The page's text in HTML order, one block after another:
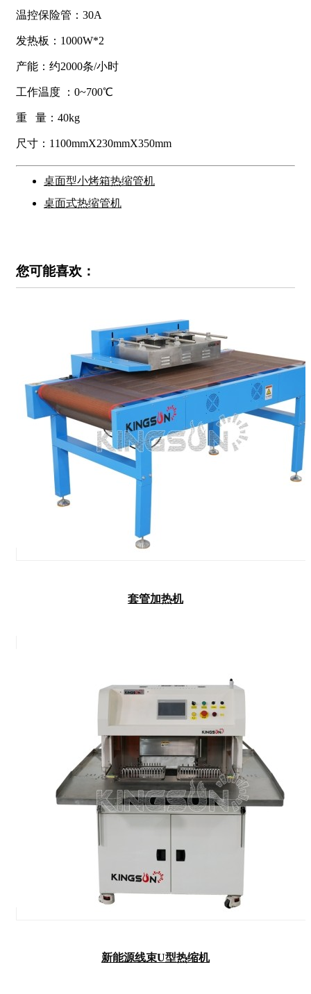
温控保险管：30A
发热板：1000W*2
产能：约2000条/小时
工作温度 ：0~700℃
重 量：40kg
尺寸：1100mmX230mmX350mm
桌面型小烤箱热缩管机
桌面式热缩管机
您可能喜欢：
套管加热机
新能源线束U型热缩机